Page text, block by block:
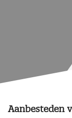
Aanbesteden